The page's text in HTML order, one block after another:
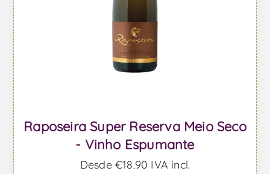
Raposeira Super Reserva Meio Seco
- Vinho Espumante
Desde €18,90 IVA incl.